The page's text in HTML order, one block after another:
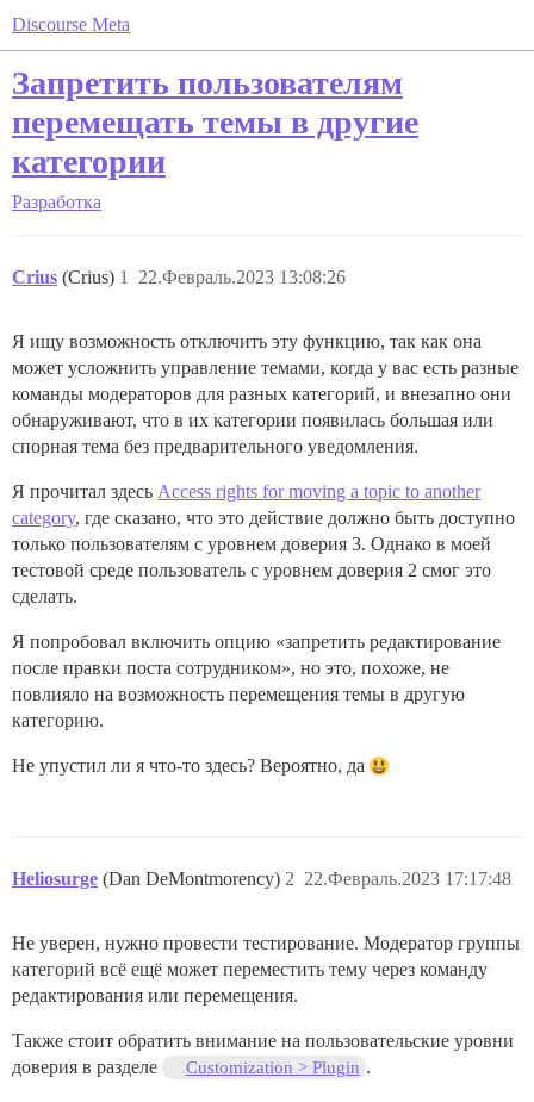
Discourse Meta
Запретить пользователям
перемещать темы в другие
категории
Разработка
Crius (Crius) 22.Февраль.2023 13:08:26
1
Я ищу возможность отключить эту функцию, так как она
может усложнить управление темами, когда у вас есть разные
команды модераторов для разных категорий, и внезапно они
обнаруживают, что в их категории появилась большая или
спорная тема без предварительного уведомления.
Я прочитал здесь Access rights for moving a topic to another
category, где сказано, что это действие должно быть доступно
только пользователям с уровнем доверия 3. Однако в моей
тестовой среде пользователь с уровнем доверия 2 смог это
сделать.
Я попробовал включить опцию «запретить редактирование
после правки поста сотрудником», но это, похоже, не
повлияло на возможность перемещения темы в другую
категорию.
Не упустил ли я что-то здесь? Вероятно, да
Heliosurge (Dan DeMontmorency) 22.Февраль.2023 17:17:48
2
Не уверен, нужно провести тестирование. Модератор группы
категорий всё ещё может переместить тему через команду
редактирования или перемещения.
Также стоит обратить внимание на пользовательские уровни
доверия в разделе
Customization > Plugin .